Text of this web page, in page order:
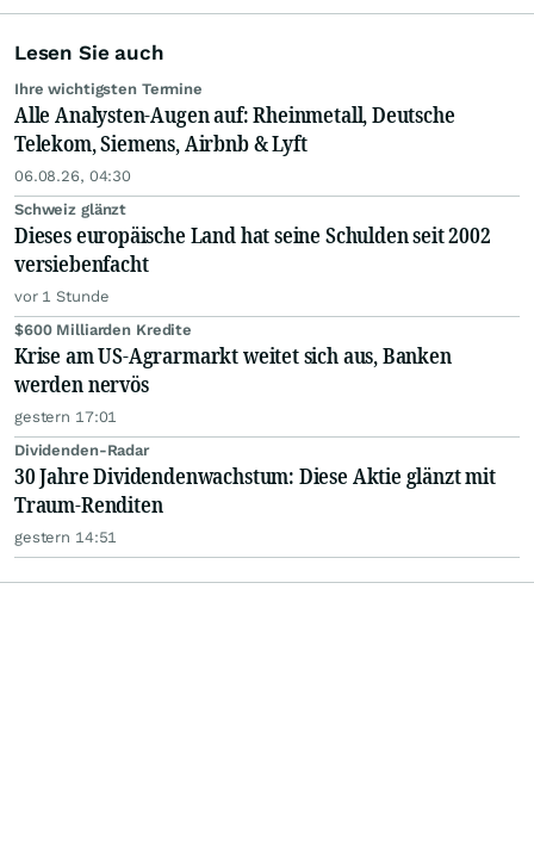
Lesen Sie auch
Ihre wichtigsten Termine
Alle Analysten-Augen auf: Rheinmetall, Deutsche
Telekom, Siemens, Airbnb & Lyft
06.08.26, 04:30
Schweiz glänzt
Dieses europäische Land hat seine Schulden seit 2002
versiebenfacht
vor 1 Stunde
$600 Milliarden Kredite
Krise am US-Agrarmarkt weitet sich aus, Banken
werden nervös
gestern 17:01
Dividenden-Radar
30 Jahre Dividendenwachstum: Diese Aktie glänzt mit
Traum-Renditen
gestern 14:51